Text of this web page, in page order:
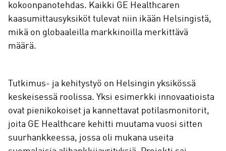
kokoonpanotehdas. Kaikki GE Healthcaren
kaasumittausyksiköt tulevat niin ikään Helsingistä,
mikä on globaaleilla markkinoilla merkittävä
määrä.
Tutkimus- ja kehitystyö on Helsingin yksikössä
keskeisessä roolissa. Yksi esimerkki innovaatioista
ovat pienikokoiset ja kannettavat potilasmonitorit,
joita GE Healthcare kehitti muutama vuosi sitten
suurhankkeessa, jossa oli mukana useita